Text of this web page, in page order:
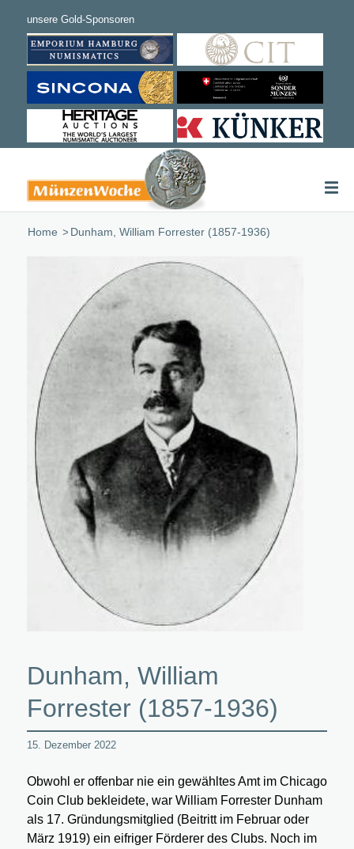
Home /Dunham, William Forrester (1857-1936)
Dunham, William
Forrester (1857-1936)
15. Dezember 2022
Obwohl er offenbar nie ein gewähltes Amt im Chicago
Coin Club bekleidete, war William Forrester Dunham
als 17. Gründungsmitglied (Beitritt im Februar oder
März 1919) ein eifriger Förderer des Clubs. Noch im